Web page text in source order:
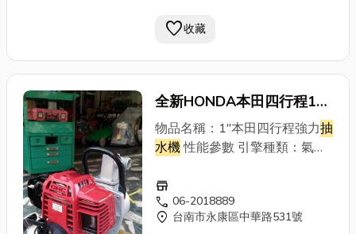
favorite收藏
全新HONDA本田四行程1”
引擎抽水機*手提型輕巧方
便好發動*免運費)
物品名稱：1"本田四行程強力抽
水機性能參數 引擎種類：氣冷
130Liter/min全 揚 程：36M
出 力：1.3HP/7000r.p.m.燃料
箱容量：1L使用燃料：92無鉛
store
call 06-2018889
location_on 台南市永康區中華路531號